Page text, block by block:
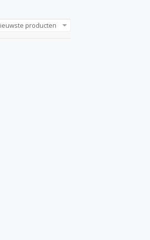
producten